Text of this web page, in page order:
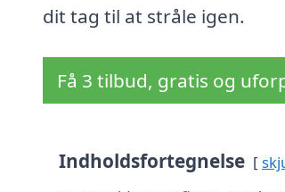
dit tag til at stråle igen.
Få 3 tilbud, gratis og
Indholdsfortegnelse